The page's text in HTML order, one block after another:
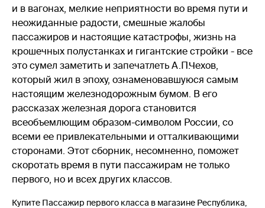
и в вагонах, мелкие неприятности во время пути и
неожиданные радости, смешные жалобы
пассажиров и настоящие катастрофы, жизнь на
крошечных полустанках и гигантские стройки - все
это сумел заметить и запечатлеть А.П.Чехов,
который жил в эпоху, ознаменовавшуюся самым
настоящим железнодорожным бумом. В его
рассказах железная дорога становится
всеобъемлющим образом-символом России, со
всеми ее привлекательными и отталкивающими
сторонами. Этот сборник, несомненно, поможет
скоротать время в пути пассажирам не только
первого, но и всех других классов.
Купите Пассажир первого класса в магазине Республика,